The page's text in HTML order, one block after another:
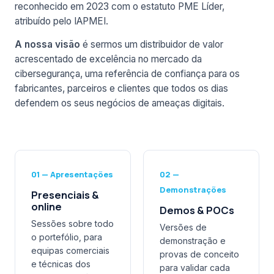
reconhecido em 2023 com o estatuto PME Líder,
atribuído pelo IAPMEI.
A nossa visão é sermos um distribuidor de valor
acrescentado de excelência no mercado da
cibersegurança, uma referência de confiança para os
fabricantes, parceiros e clientes que todos os dias
defendem os seus negócios de ameaças digitais.
01 — Apresentações
Presenciais &
online
Sessões sobre todo
o portefólio, para
equipas comerciais
e técnicas dos
02 —
Demonstrações
Demos & POCs
Versões de
demonstração e
provas de conceito
para validar cada